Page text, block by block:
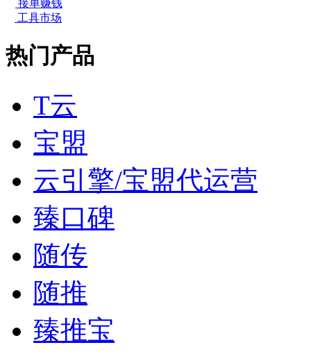
接单赚钱
工具市场
热门产品
T云
宝盟
云引擎/宝盟代运营
臻口碑
随传
随推
臻推宝